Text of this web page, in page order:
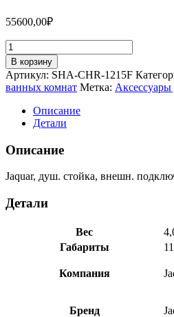
55600,00₽
Количество
товара
Jaquar,
душ.
стойка,
внешн.
подключ.
шлангом
Хром
CHR-
В корзину
Артикул: SHA-CHR-1215F
ванных комнат Метка: Аксессуары
Описание
Детали
Описание
Jaquar, душ. стойка, внешн.
Детали
Вес
Габариты
Компания
Бренд